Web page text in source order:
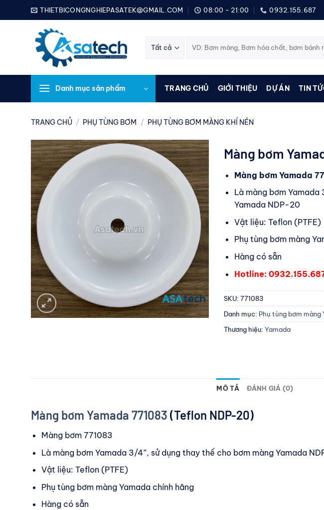
qua
THIETBICONGNGHIEPASATEK@GMAIL.COM 08:00 - 21:00 0932.155.687
kiếm:
Danh mục sản phẩm TRANG CHỦ GIỚI THIỆU DỰ ÁN TIN
TRANG CHỦ / PHỤ TÙNG BƠM / PHỤ TÙNG BƠM MÀNG KHÍ NÉN
Màng bơm
Màng bơm Yamada
Là màng bơm
Yamada NDP-20
Vật liệu: Teflon (PTFE)
Phụ tùng bơm màng
Hàng có sẵn
Hotline:
SKU:771083
Danh mục: Phụ tùng bơm màng
Thương hiệu:Yamada
MÔ TẢ ĐÁNH GIÁ (0)
Màng bơm Yamada 771083 (Teflon NDP-20)
Màng bơm 771083
Là màng bơm Yamada 3/4”, sử dụng thay thế cho bơm màng Yamada
Vật liệu: Teflon (PTFE)
Phụ tùng bơm màng Yamada chính hãng
Hàng có sẵn